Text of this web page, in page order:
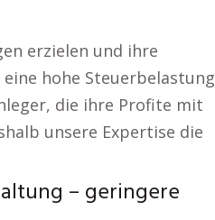
erzielen und ihre
hohe Steuerbelastung
die ihre Profite mit
unsere Expertise die
– geringere